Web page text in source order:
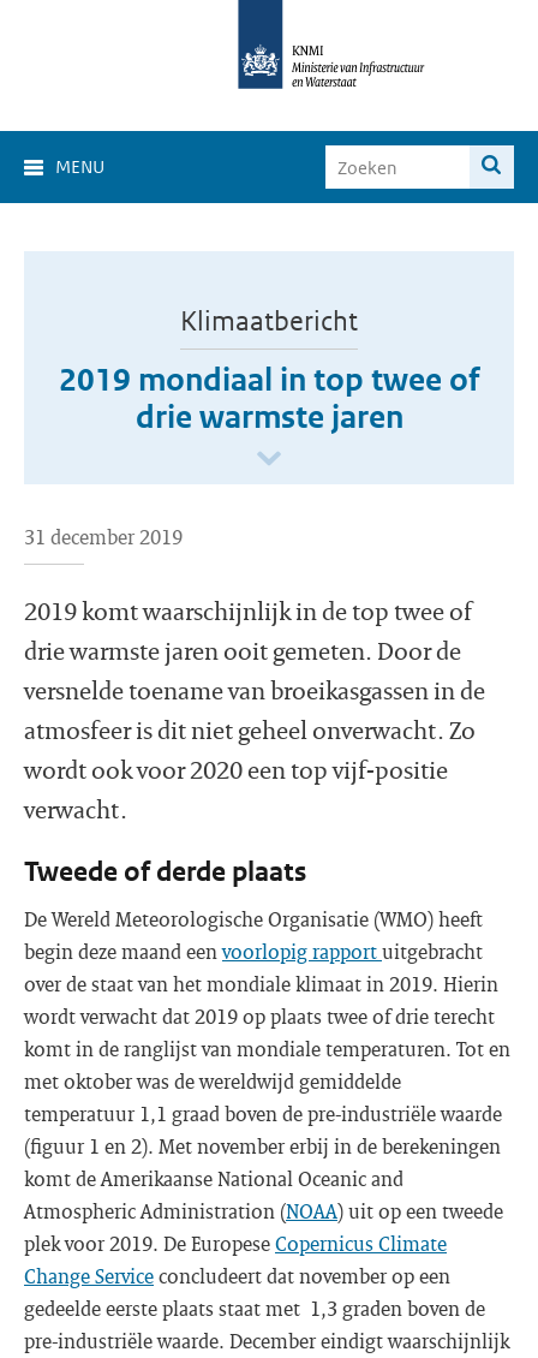
MENU
Klimaatbericht
2019 mondiaal in top twee of
drie warmste jaren
31 december 2019
2019 komt waarschijnlijk in de top twee of
drie warmste jaren ooit gemeten. Door de
versnelde toename van broeikasgassen in de
atmosfeer is dit niet geheel onverwacht. Zo
wordt ook voor 2020 een top vijf-positie
verwacht.
Tweede of derde plaats
De Wereld Meteorologische Organisatie (WMO) heeft
begin deze maand eenvoorlopig rapportuitgebracht
over de staat van het mondiale klimaat in 2019. Hierin
wordt verwacht dat 2019 op plaats twee of drie terecht
komt in de ranglijst van mondiale temperaturen. Tot en
met oktober was de wereldwijd gemiddelde
temperatuur 1,1 graad boven de pre-industriële waarde
(figuur 1 en 2). Met november erbij in de berekeningen
komt de Amerikaanse National Oceanic and
Atmospheric Administration (NOAA) uit op een tweede
plek voor 2019. De EuropeseCopernicus Climate
Change Serviceconcludeert dat november op een
gedeelde eerste plaats staat met 1,3 graden boven de
pre-industriële waarde. December eindigt waarschijnlijk